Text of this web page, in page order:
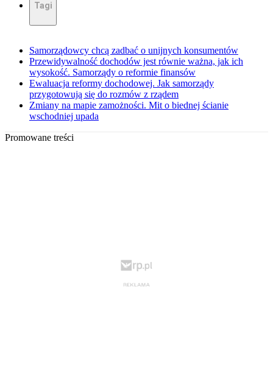
Tagi
Samorządowcy chcą zadbać o unijnych konsumentów
Przewidywalność dochodów jest równie ważna, jak ich
wysokość. Samorządy o reformie finansów
Ewaluacja reformy dochodowej. Jak samorządy
przygotowują się do rozmów z rządem
Zmiany na mapie zamożności. Mit o biednej ścianie
wschodniej upada
Promowane treści